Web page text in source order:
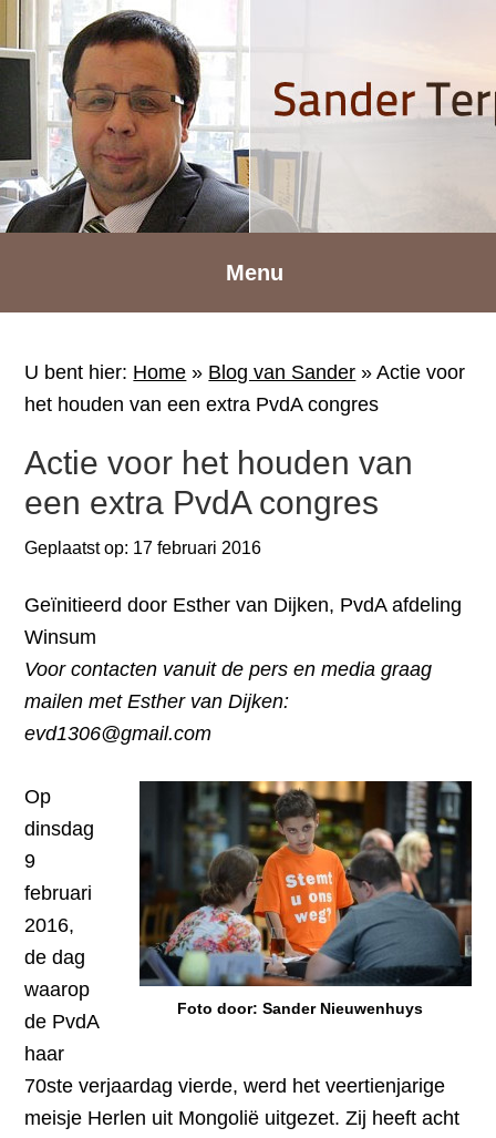
Spring
naar
hoofdnavigatie
naar
hoofd
inhoud
Spring
naar
voettekst
Menu
U bent hier: Home » Blog van Sander » Actie voor
het houden van een extra PvdA congres
Actie voor het houden van
een extra PvdA congres
Geplaatst op: 17 februari 2016
Geïnitieerd door Esther van Dijken, PvdA afdeling
Winsum
Voor contacten vanuit de pers en media graag
mailen met Esther van Dijken:
evd1306@gmail.com
Foto door: Sander Nieuwenhuys
Op
dinsdag
9
februari
2016,
de dag
waarop
de PvdA
haar
70ste verjaardag vierde, werd het veertienjarige
meisje Herlen uit Mongolië uitgezet. Zij heeft acht